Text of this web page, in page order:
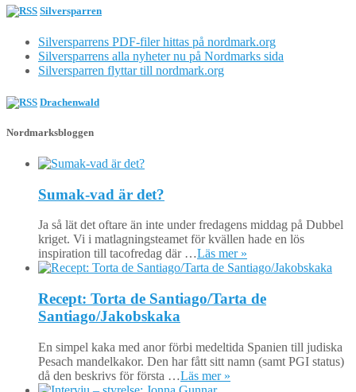
Silversparren
Silversparrens PDF-filer hittas på nordmark.org
Silversparrens alla nyheter nu på Nordmarks sida
Silversparren flyttar till nordmark.org
Drachenwald
Nordmarksbloggen
Sumak-vad är det?
Ja så lät det oftare än inte under fredagens middag på Dubbel
kriget. Vi i matlagningsteamet för kvällen hade en lös
inspiration till tacofredag där …Läs mer »
Recept: Torta de Santiago/Tarta de
Santiago/Jakobskaka
En simpel kaka med anor förbi medeltida Spanien till judiska
Pesach mandelkakor. Den har fått sitt namn (samt PGI status)
då den beskrivs för första …Läs mer »